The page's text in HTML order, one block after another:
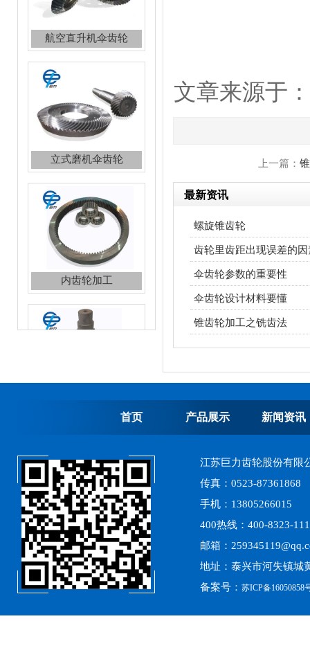
立式磨机伞齿轮
内齿轮加工
齿轮加工，加工齿轮
离心式选粉机锥齿轮系列
文章来源于
上一篇：
最新资讯
螺旋锥齿轮
齿轮里齿距出现误差的因
伞齿轮参数的重要性
伞齿轮设计材料要懂
锥齿轮加工之铣齿法
首页 产品展示 新闻资讯
江苏巨力齿轮股份有限
传真：0523-87361868
手机：13805266015
400热线：400-8323-111
邮箱：
地址：泰兴市河失镇城
备案号： 苏ICP备16050858